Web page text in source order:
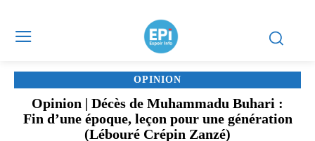
OPINION
Opinion | Décès de Muhammadu Buhari :
Fin d’une époque, leçon pour une génération
(Lébouré Crépin Zanzé)